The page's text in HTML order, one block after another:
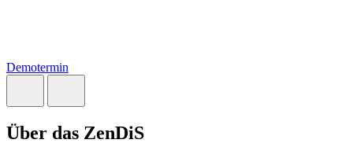
Demotermin
Über das ZenDiS